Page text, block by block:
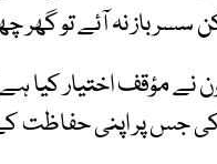
باز نہ آئے تو گھر
نے مؤقف اختیار کیا
جس پر اپنی حفاظت